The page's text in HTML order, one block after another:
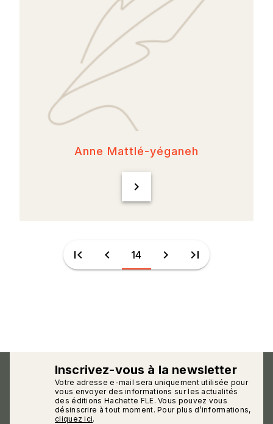
Anne Mattlé-yéganeh
chevron_right
first_page chevron_left 14 chevron_right last_page
Inscrivez-vous à la newsletter
Votre adresse e-mail sera uniquement utilisée pour
vous envoyer des informations sur les actualités
des éditions Hachette FLE. Vous pouvez vous
désinscrire à tout moment. Pour plus d’informations,
cliquez ici.